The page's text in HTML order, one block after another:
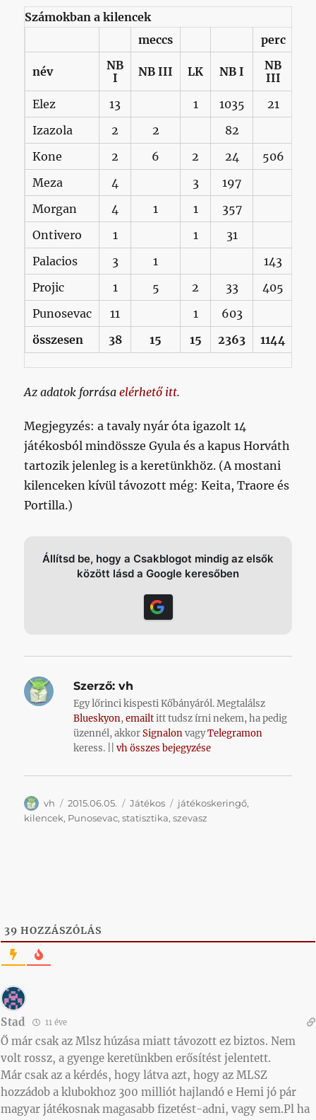
Számokban a kilencek
meccs
perc
név
NB
I
NB III LK NB I
NB
III
Elez 13 1 1035
21
Izazola
2 2 82
Kone
2 6 2 24 506
Meza
4 3 197
Morgan
4 1 1 357
Ontivero
1 1 31
Palacios
3 1 143
Projic
1 5 2 33 405
Punosevac
11 1 603
összesen
38 15 15 2363 1144
Az adatok forrásaelérhető itt.
Megjegyzés: a tavaly nyár óta igazolt 14
játékosból mindössze Gyula és a kapus Horváth
tartozik jelenleg is a keretünkhöz. (A mostani
kilenceken kívül távozott még: Keita, Traore és
Portilla.)
Állítsd be, hogy a Csakblogot mindig az elsők
között lásd a Google keresőben
Szerző: vh
Egy lőrinci kispesti Kőbányáról. Megtalálsz
Blueskyon,emailtitt tudsz írni nekem, ha pedig
üzennél, akkorSignalonvagyTelegramon
keress. ||vh összes bejegyzése
Szerző
vh Közzétéve
2015.06.05. Kategória
Játékos Címke
játékoskeringő,
kilencek, Punosevac,statisztika,szevasz
39 HOZZÁSZÓLÁS
Stad 11 éve
Ő már csak az Mlsz húzása miatt távozott ez biztos. Nem
volt rossz, a gyenge keretünkben erősítést jelentett.
Már csak az a kérdés, hogy látva azt, hogy az MLSZ
hozzádob a klubokhoz 300 milliót hajlandó e Hemi jó pár
magyar játékosnak magasabb fizetést-adni, vagy sem.Pl ha